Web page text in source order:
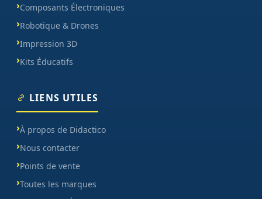
Composants Électroniques
Robotique & Drones
Impression 3D
Kits Éducatifs
LIENS UTILES
À propos de Didactico
Nous contacter
Points de vente
Toutes les marques